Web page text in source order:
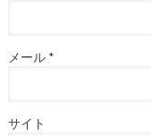
メール *
サイト